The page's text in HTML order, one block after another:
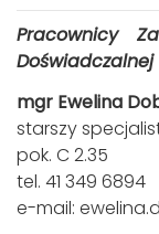
Pracownicy
Doświadczalnej
mgr Ewelina
starszy
pok. C 2.35
tel. 41 349 6894
e-mail: